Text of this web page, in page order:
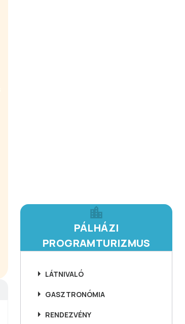
PÁLHÁZI
PROGRAMTURIZMUS
LÁTNIVALÓ
GASZTRONÓMIA
RENDEZVÉNY